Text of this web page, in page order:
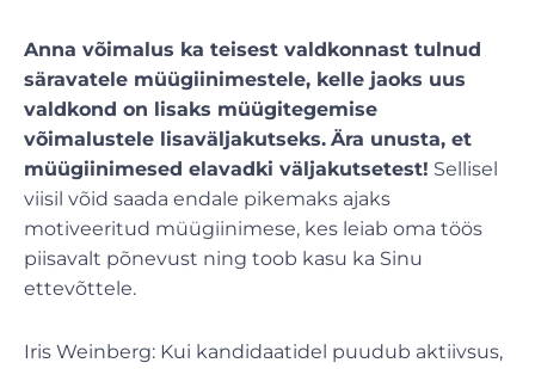
Anna võimalus ka teisest valdkonnast tulnud
säravatele müügiinimestele, kelle jaoks uus
valdkond on lisaks müügitegemise
võimalustele lisaväljakutseks. Ära unusta, et
müügiinimesed elavadki väljakutsetest! Sellisel
viisil võid saada endale pikemaks ajaks
motiveeritud müügiinimese, kes leiab oma töös
piisavalt põnevust ning toob kasu ka Sinu
ettevõttele.
Iris Weinberg: Kui kandidaatidel puudub aktiivsus,